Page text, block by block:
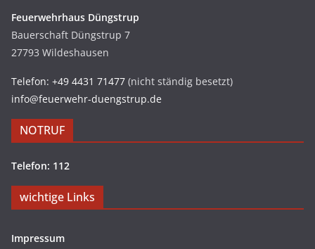
Feuerwehrhaus Düngstrup
Bauerschaft Düngstrup 7
27793 Wildeshausen
Telefon: +49 4431 71477 (nicht ständig besetzt)
info@feuerwehr-duengstrup.de
NOTRUF
Telefon: 112
wichtige Links
Impressum